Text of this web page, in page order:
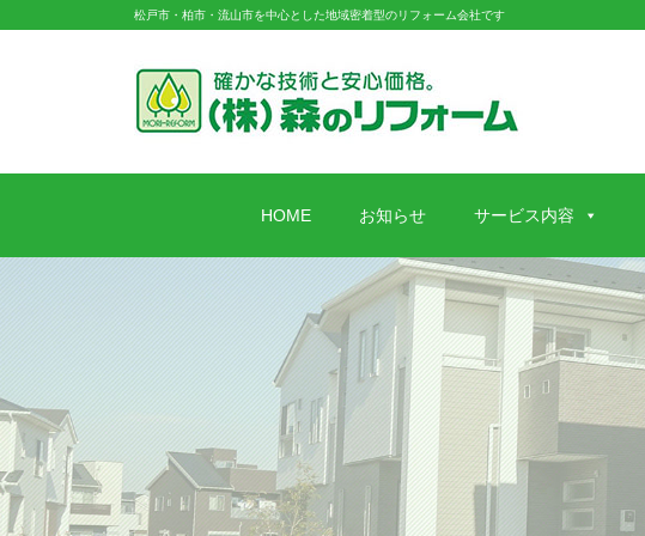
松戸市・柏市・流山市を中心とした地域密着型のリフォーム会社です
HOME お知らせ サービス内容